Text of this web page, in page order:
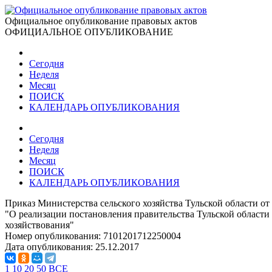
Официальное опубликование правовых актов
ОФИЦИАЛЬНОЕ ОПУБЛИКОВАНИЕ
Сегодня
Неделя
Месяц
ПОИСК
КАЛЕНДАРЬ ОПУБЛИКОВАНИЯ
Сегодня
Неделя
Месяц
ПОИСК
КАЛЕНДАРЬ ОПУБЛИКОВАНИЯ
Приказ Министерства сельского хозяйства Тульской области
"О реализации постановления правительства Тульской
хозяйствования"
Номер опубликования: 7101201712250004
Дата опубликования: 25.12.2017
1 10 20 50 ВСЕ